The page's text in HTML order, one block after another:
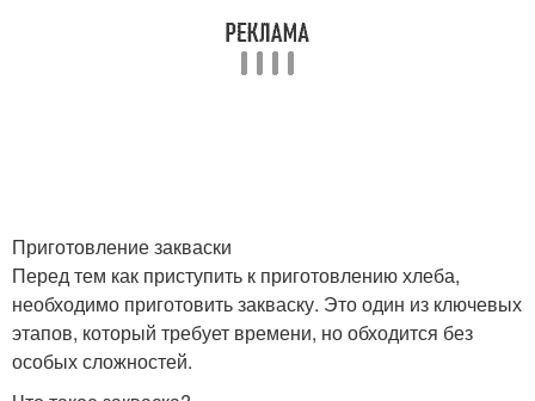
Приготовление закваски
Перед тем как приступить к приготовлению хлеба,
необходимо приготовить закваску. Это один из ключевых
этапов, который требует времени, но обходится без
особых сложностей.